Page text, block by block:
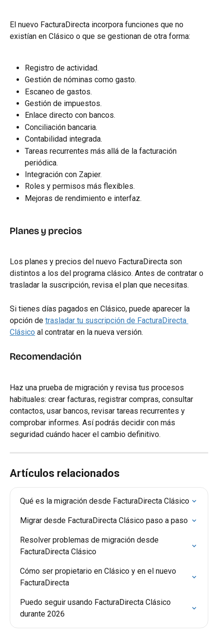
El nuevo FacturaDirecta incorpora funciones que no
existían en Clásico o que se gestionan de otra forma:
Registro de actividad.
Gestión de nóminas como gasto.
Escaneo de gastos.
Gestión de impuestos.
Enlace directo con bancos.
Conciliación bancaria.
Contabilidad integrada.
Tareas recurrentes más allá de la facturación
periódica.
Integración con Zapier.
Roles y permisos más flexibles.
Mejoras de rendimiento e interfaz.
Planes y precios
Los planes y precios del nuevo FacturaDirecta son
distintos a los del programa clásico. Antes de contratar o
trasladar la suscripción, revisa el plan que necesitas.
Si tienes días pagados en Clásico, puede aparecer la
opción de trasladar tu suscripción de FacturaDirecta
Clásico al contratar en la nueva versión.
Recomendación
Haz una prueba de migración y revisa tus procesos
habituales: crear facturas, registrar compras, consultar
contactos, usar bancos, revisar tareas recurrentes y
comprobar informes. Así podrás decidir con más
seguridad cuándo hacer el cambio definitivo.
Artículos relacionados
Qué es la migración desde FacturaDirecta Clásico
Migrar desde FacturaDirecta Clásico paso a paso
Resolver problemas de migración desde
FacturaDirecta Clásico
Cómo ser propietario en Clásico y en el nuevo
FacturaDirecta
Puedo seguir usando FacturaDirecta Clásico
durante 2026